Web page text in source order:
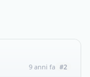
9 anni fa #2